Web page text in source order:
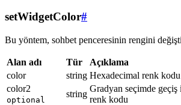
setWidgetColor#
Bu yöntem, sohbet penceresinin rengini
Alan adı Tür
Açıklama
color
string Hexadecimal renk kodu
color2
optional
string
Gradyan seçimde
renk kodu